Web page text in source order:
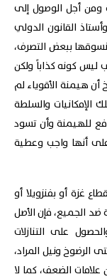
ومن أجل الوصول إلى
القانون الدولي
ببعض التصرف،
كونه كذاباً ولكن
أن هيمنة الأقوياء لم
الإمكانيات والسلطة
للهيمنة وأن تسود
أنها واجب وعطية
غزة أو بفنزويلا أو
ضد الجميع، فإن الأصل
على التنازلات
ونيل المراد،
علامات الضعف، كما لا